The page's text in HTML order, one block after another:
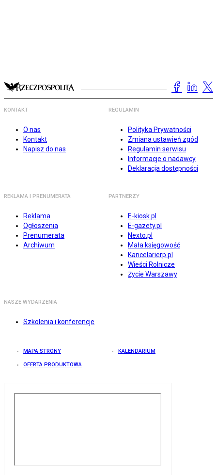
KONTAKT
O nas
Kontakt
Napisz do nas
REGULAMIN
Polityka Prywatności
Zmiana ustawień zgód
Regulamin serwisu
Informacje o nadawcy
Deklaracja dostępności
REKLAMA I PRENUMERATA
Reklama
Ogłoszenia
Prenumerata
Archiwum
PARTNERZY
E-kiosk.pl
E-gazety.pl
Nexto.pl
Mała księgowość
Kancelarierp.pl
Wieści Rolnicze
Życie Warszawy
NASZE WYDARZENIA
Szkolenia i konferencje
MAPA STRONY KALENDARIUM
OFERTA PRODUKTOWA